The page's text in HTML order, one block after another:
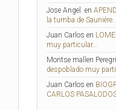
Jose Angel. en
la tumba de Saunière…
Juan Carlos en
muy particular…
Montse mallen
despoblado muy
Juan Carlos en
CARLOS